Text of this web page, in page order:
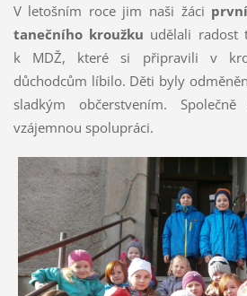
V letošním roce jim naši žáci
tanečního kroužku udělali radost
k MDŽ, které si připravili v
důchodcům líbilo. Děti byly
sladkým občerstvením.
vzájemnou spolupráci.